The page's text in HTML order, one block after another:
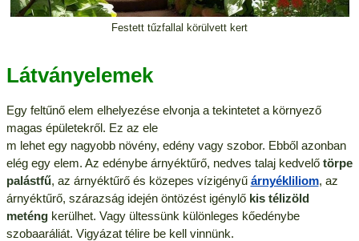
Festett tűzfallal körülvett kert
Látványelemek
Egy feltűnő elem elhelyezése elvonja a tekintetet a környező
magas épületekről. Ez az ele
m lehet egy nagyobb növény, edény vagy szobor. Ebből azonban
elég egy elem. Az edénybe árnyéktűrő, nedves talaj kedvelő törpe
palástfű, az árnyéktűrő és közepes vízigényű árnyékliliom, az
árnyéktűrő, szárazság idején öntözést igénylő kis télizöld
meténgkerülhet. Vagy ültessünk különleges kőedénybe
szobaaráliát. Vigyázat télire be kell vinnünk.